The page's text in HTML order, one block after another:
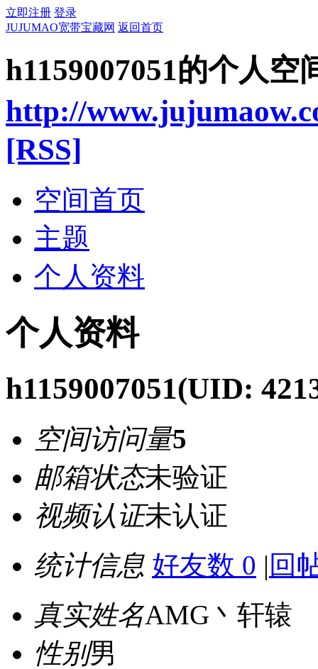
立即注册 登录
JUJUMAO宽带宝藏网 返回首页
h1159007051的个人空
http://
[RSS]
空间首页
主题
个人资料
个人资料
h1159007051(UID:
空间访问量5
邮箱状态未验证
视频认证未认证
统计信息 好友数 0 | 回
真实姓名AMG丶轩辕
性别男